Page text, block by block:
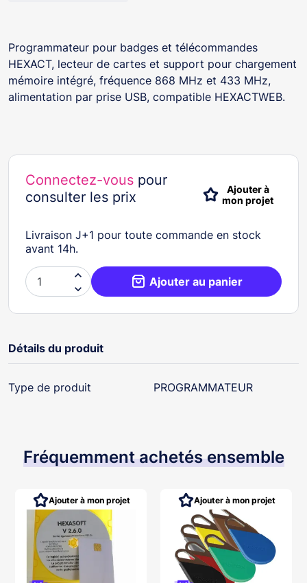
Programmateur pour badges et télécommandes
HEXACT, lecteur de cartes et support pour chargement
mémoire intégré, fréquence 868 MHz et 433 MHz,
alimentation par prise USB, compatible HEXACTWEB.
Connectez-vous pour
consulter les prix
Ajouter à
mon projet
Livraison J+1 pour toute commande en stock
avant 14h.

 Ajouter au panier
Détails du produit
Type de produit PROGRAMMATEUR
Fréquemment achetés ensemble
Ajouter à mon projet Ajouter à mon projet